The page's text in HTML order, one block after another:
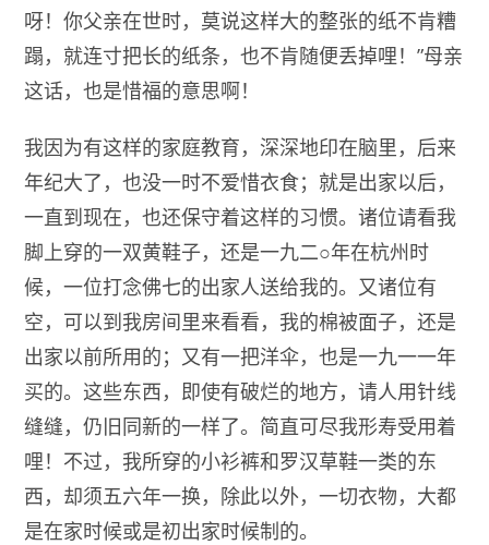
呀！你父亲在世时，莫说这样大的整张的纸不肯糟
蹋，就连寸把长的纸条，也不肯随便丢掉哩！”母亲
这话，也是惜福的意思啊！
我因为有这样的家庭教育，深深地印在脑里，后来
年纪大了，也没一时不爱惜衣食；就是出家以后，
一直到现在，也还保守着这样的习惯。诸位请看我
脚上穿的一双黄鞋子，还是一九二○年在杭州时
候，一位打念佛七的出家人送给我的。又诸位有
空，可以到我房间里来看看，我的棉被面子，还是
出家以前所用的；又有一把洋伞，也是一九一一年
买的。这些东西，即使有破烂的地方，请人用针线
缝缝，仍旧同新的一样了。简直可尽我形寿受用着
哩！不过，我所穿的小衫裤和罗汉草鞋一类的东
西，却须五六年一换，除此以外，一切衣物，大都
是在家时候或是初出家时候制的。